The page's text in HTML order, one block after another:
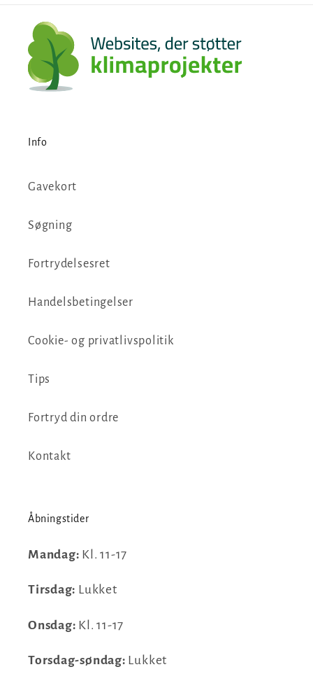
Info
Gavekort
Søgning
Fortrydelsesret
Handelsbetingelser
Cookie- og privatlivspolitik
Tips
Fortryd din ordre
Kontakt
Åbningstider
Mandag: Kl. 11-17
Tirsdag: Lukket
Onsdag: Kl. 11-17
Torsdag-søndag: Lukket